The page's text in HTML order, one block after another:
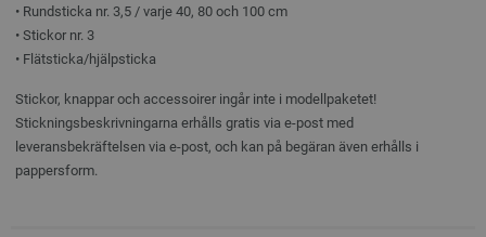
• Rundsticka nr. 3,5 / varje 40, 80 och 100 cm
• Stickor nr. 3
• Flätsticka/hjälpsticka
Stickor, knappar och accessoirer ingår inte i modellpaketet!
Stickningsbeskrivningarna erhålls gratis via e-post med
leveransbekräftelsen via e-post, och kan på begäran även erhålls i
pappersform.